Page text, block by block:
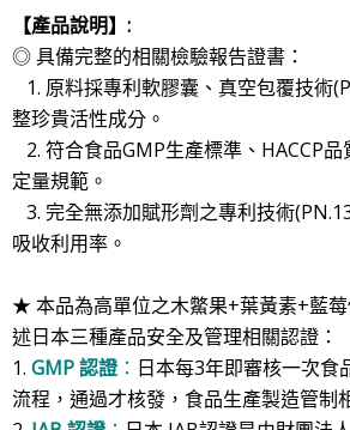
【產品說明】 :
◎ 具備完整的相關檢驗報告證書：
1. 原料採專利軟膠囊、真空包覆技術
整珍貴活性成分。
2. 符合食品GMP生產標準、 HACCP品
定量規範。
3. 完全無添加賦形劑之專利技術
吸收利用率。
★ 本品為高單位之木鱉果+葉黃素+藍
述日本三種產品安全及管理相關認證：
1. GMP 認證： 日本每3年即審核一次食
流程，通過才核發，食品生產製造管制